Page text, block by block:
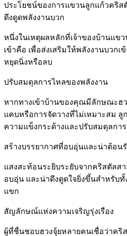
ประโยชน์ของการแขวนลูกแก้วคริส
ดึงดูดพลังงานบวก
หนึ่งในเหตุผลหลักที่เจ้าของบ้านแข
เข้าคือ เพื่อส่งเสริมให้พลังงานบวก
หยุดนิ่งหรือลบ
ปรับสมดุลการไหลของพลังงาน
หากทางเข้าบ้านของคุณมีลักษณะฮว
แคบหรือการจัดวางที่ไม่เหมาะสม
ความแข็งกระด้างและปรับสมดุลกา
สร้างบรรยากาศที่อบอุ่นและน่าต้อน
แสงสะท้อนระยิบระยับจากคริสตัลส
อบอุ่น และน่าดึงดูดใจยิ่งขึ้นสำหรับ
แขก
สัญลักษณ์แห่งความเจริญรุ่งเรือง
ผู้ที่ชื่นชอบฮวงจุ้ยหลายคนเชื่อว่าคริ